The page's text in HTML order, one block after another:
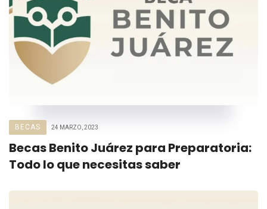
BECAS 24 MARZO, 2023
Becas Benito Juárez para Preparatoria:
Todo lo que necesitas saber